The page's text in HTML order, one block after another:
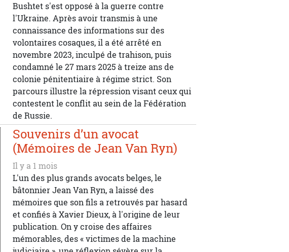
Bushtet s'est opposé à la guerre contre
l'Ukraine. Après avoir transmis à une
connaissance des informations sur des
volontaires cosaques, il a été arrêté en
novembre 2023, inculpé de trahison, puis
condamné le 27 mars 2025 à treize ans de
colonie pénitentiaire à régime strict. Son
parcours illustre la répression visant ceux qui
contestent le conflit au sein de la Fédération
de Russie.
Souvenirs d’un avocat
(Mémoires de Jean Van Ryn)
Il y a 1 mois
L'un des plus grands avocats belges, le
bâtonnier Jean Van Ryn, a laissé des
mémoires que son fils a retrouvés par hasard
et confiés à Xavier Dieux, à l'origine de leur
publication. On y croise des affaires
mémorables, des « victimes de la machine